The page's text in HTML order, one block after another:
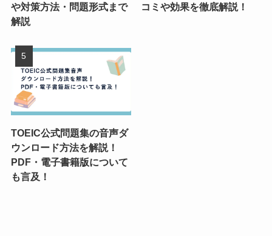
や対策方法・問題形式まで
解説
コミや効果を徹底解説！
TOEIC公式問題集の音声ダ
ウンロード方法を解説！
PDF・電子書籍版について
も言及！